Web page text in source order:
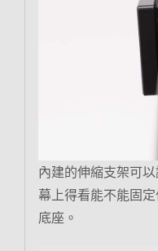
內建的伸縮支架可
幕上得看能不能固
底座。